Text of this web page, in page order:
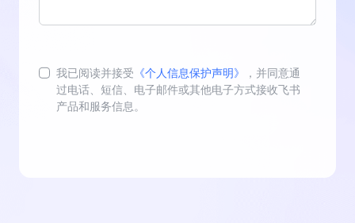
我已阅读并接受 《个人信息保护声明》
，并同意通
过电话、短信、电子邮件或其他电子方式接收飞书
产品和服务信息。